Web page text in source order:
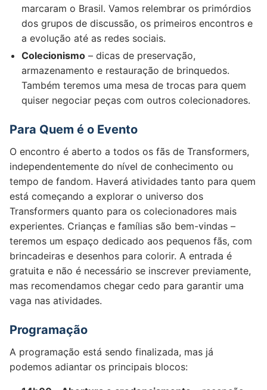
marcaram o Brasil. Vamos relembrar os primórdios
dos grupos de discussão, os primeiros encontros e
a evolução até as redes sociais.
Colecionismo – dicas de preservação,
armazenamento e restauração de brinquedos.
Também teremos uma mesa de trocas para quem
quiser negociar peças com outros colecionadores.
Para Quem é o Evento
O encontro é aberto a todos os fãs de Transformers,
independentemente do nível de conhecimento ou
tempo de fandom. Haverá atividades tanto para quem
está começando a explorar o universo dos
Transformers quanto para os colecionadores mais
experientes. Crianças e famílias são bem-vindas –
teremos um espaço dedicado aos pequenos fãs, com
brincadeiras e desenhos para colorir. A entrada é
gratuita e não é necessário se inscrever previamente,
mas recomendamos chegar cedo para garantir uma
vaga nas atividades.
Programação
A programação está sendo finalizada, mas já
podemos adiantar os principais blocos: